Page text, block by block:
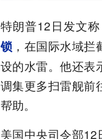
特朗普12日发文称
锁 ，在国际水域
设的水雷。他还表
调集更多扫雷舰前
帮助。
美国中央司令部